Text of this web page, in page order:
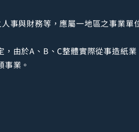
事與財務等，應屬一地區之事業
，由於A、B、C整體實際從事造紙
業。